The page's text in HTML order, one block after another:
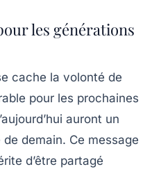
les générations
cache la volonté de
pour les prochaines
auront un
demain. Ce message
d’être partagé